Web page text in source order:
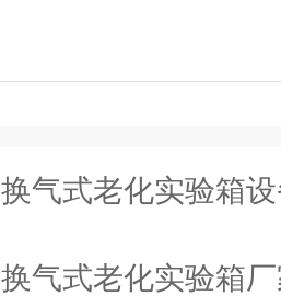
换气式老化实验箱
换气式老化实验箱